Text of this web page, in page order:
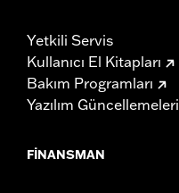
Yetkili Servis
Kullanıcı El Kitapları
Bakım Programları
Yazılım Güncellemeleri
FINANSMAN